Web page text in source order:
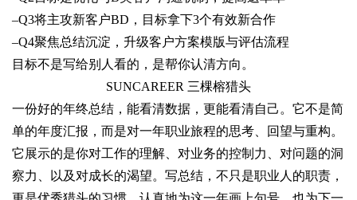
–Q3将主攻新客户BD，目标拿下3个有效新合作
–Q4聚焦总结沉淀，升级客户方案模版与评估流程
目标不是写给别人看的，是帮你认清方向。
SUNCAREER 三棵榕猎头
一份好的年终总结，能看清数据，更能看清自己。它不是简
单的年度汇报，而是对一年职业旅程的思考、回望与重构。
它展示的是你对工作的理解、对业务的控制力、对问题的洞
察力、以及对成长的渴望。写总结，不只是职业人的职责，